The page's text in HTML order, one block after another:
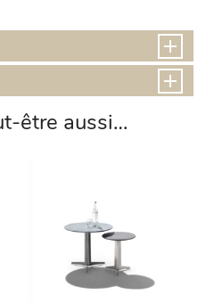
être aussi…